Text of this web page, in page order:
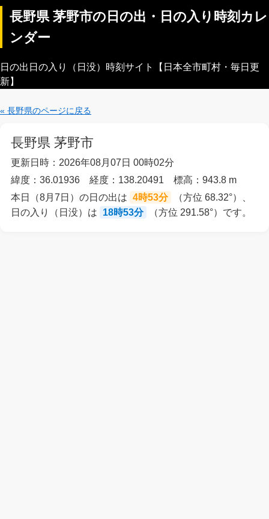
長野県 茅野市の日の出・日の入り時刻カレ
ンダー
日の出日の入り（日没）時刻サイト【日本全市町村・毎日更
新】
« 長野県のページに戻る
長野県 茅野市
更新日時：2026年08月07日 00時02分
緯度：36.01936 経度：138.20491 標高：943.8 m
本日（8月7日）の日の出は 4時53分
（方位 68.32°）、
日の入り（日没）は
18時53分 （方位 291.58°）です。